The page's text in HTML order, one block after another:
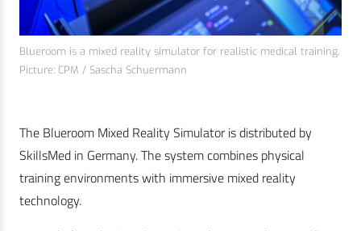
Blueroom is a mixed reality simulator for realistic medical training.
Picture: CPM / Sascha Schuermann
The Blueroom Mixed Reality Simulator is distributed by
SkillsMed in Germany. The system combines physical
training environments with immersive mixed reality
technology.